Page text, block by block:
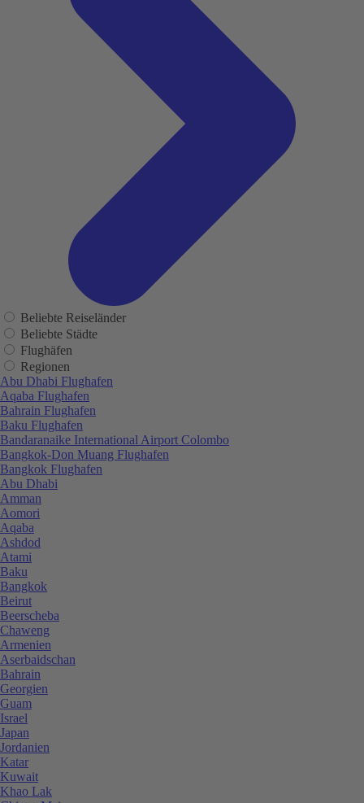
Beliebte Reiseländer
Beliebte Städte
Flughäfen
Regionen
Abu Dhabi Flughafen
Aqaba Flughafen
Bahrain Flughafen
Baku Flughafen
Bandaranaike International Airport Colombo
Bangkok-Don Muang Flughafen
Bangkok Flughafen
Abu Dhabi
Amman
Aomori
Aqaba
Ashdod
Atami
Baku
Bangkok
Beirut
Beerscheba
Chaweng
Armenien
Aserbaidschan
Bahrain
Georgien
Guam
Israel
Japan
Jordanien
Katar
Kuwait
Khao Lak